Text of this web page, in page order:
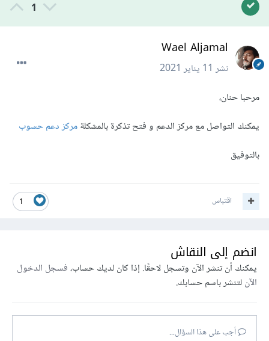
1
Wael Aljamal
نشر11 يناير 2021
مرحبا حنان،
يمكنك التواصل مع مركز الدعم و فتح تذكرة بالمشكلةمركز دعم حسوب
بالتوفيق
1 اقتباس
انضم إلى النقاش
يمكنك أن تنشر الآن وتسجل لاحقًا. إذا كان لديك حساب،فسجل الدخول
الآنلتنشر باسم حسابك.
أجب على هذا السؤال...